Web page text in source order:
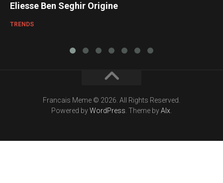
Eliesse Ben Seghir Origine
TRENDS
Francais Meme © 2026. All Rights Reserved.
Powered byWordPress . Theme byAlx